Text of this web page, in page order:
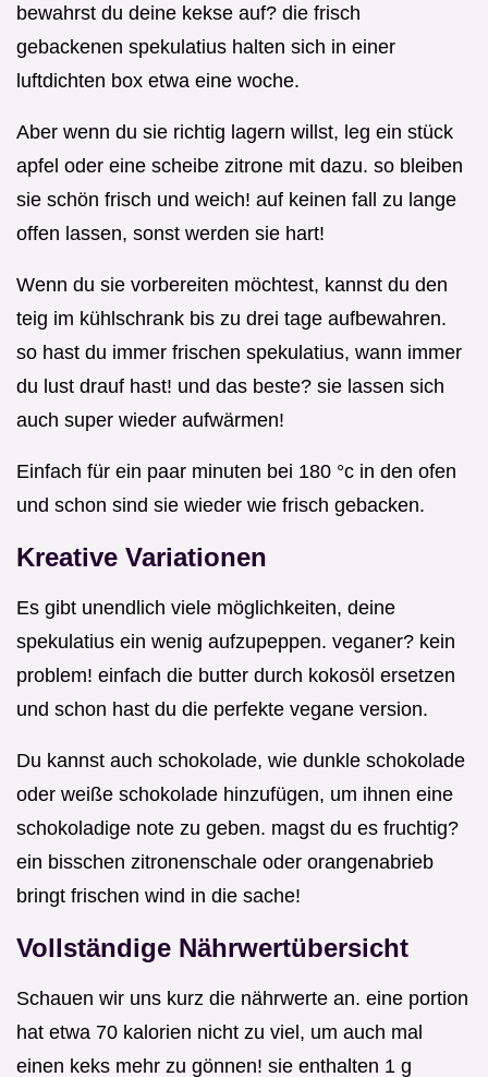
bewahrst du deine kekse auf? die frisch
gebackenen spekulatius halten sich in einer
luftdichten box etwa eine woche.
Aber wenn du sie richtig lagern willst, leg ein stück
apfel oder eine scheibe zitrone mit dazu. so bleiben
sie schön frisch und weich! auf keinen fall zu lange
offen lassen, sonst werden sie hart!
Wenn du sie vorbereiten möchtest, kannst du den
teig im kühlschrank bis zu drei tage aufbewahren.
so hast du immer frischen spekulatius, wann immer
du lust drauf hast! und das beste? sie lassen sich
auch super wieder aufwärmen!
Einfach für ein paar minuten bei 180 °c in den ofen
und schon sind sie wieder wie frisch gebacken.
Kreative Variationen
Es gibt unendlich viele möglichkeiten, deine
spekulatius ein wenig aufzupeppen. veganer? kein
problem! einfach die butter durch kokosöl ersetzen
und schon hast du die perfekte vegane version.
Du kannst auch schokolade, wie dunkle schokolade
oder weiße schokolade hinzufügen, um ihnen eine
schokoladige note zu geben. magst du es fruchtig?
ein bisschen zitronenschale oder orangenabrieb
bringt frischen wind in die sache!
Vollständige Nährwertübersicht
Schauen wir uns kurz die nährwerte an. eine portion
hat etwa 70 kalorien nicht zu viel, um auch mal
einen keks mehr zu gönnen! sie enthalten 1 g